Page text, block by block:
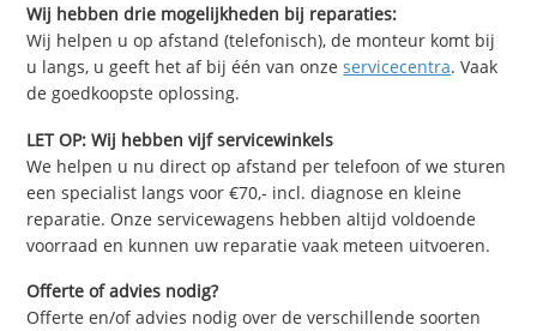
Wij hebben drie mogelijkheden bij reparaties:
Wij helpen u op afstand (telefonisch), de monteur komt bij
u langs, u geeft het af bij één van onzeservicecentra. Vaak
de goedkoopste oplossing.
LET OP: Wij hebben vijf servicewinkels
We helpen u nu direct op afstand per telefoon of we sturen
een specialist langs voor €70,- incl. diagnose en kleine
reparatie. Onze servicewagens hebben altijd voldoende
voorraad en kunnen uw reparatie vaak meteen uitvoeren.
Offerte of advies nodig?
Offerte en/of advies nodig over de verschillende soorten